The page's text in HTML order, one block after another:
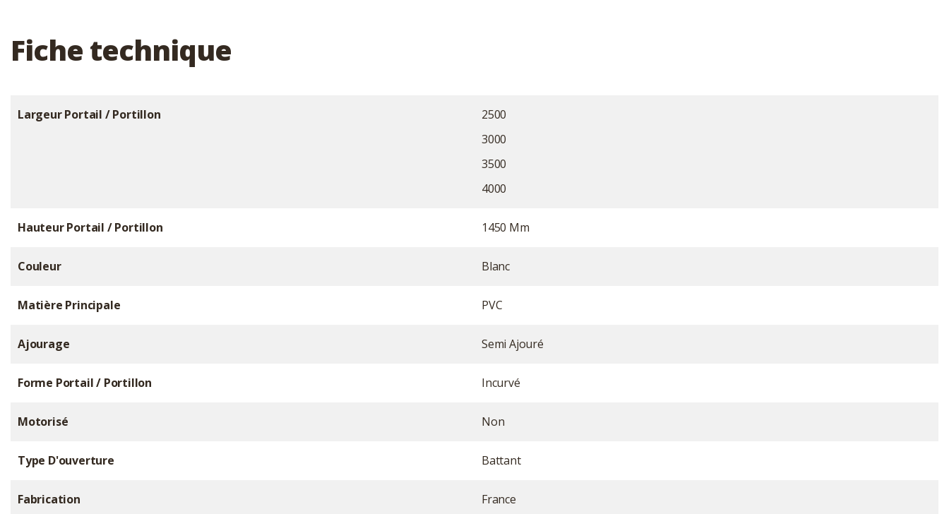
Fiche technique
Largeur Portail / Portillon
2500
3000
3500
4000
Hauteur Portail / Portillon 1450 Mm
Couleur Blanc
Matière Principale PVC
Ajourage Semi Ajouré
Forme Portail / Portillon Incurvé
Motorisé Non
Type D'ouverture Battant
Fabrication France